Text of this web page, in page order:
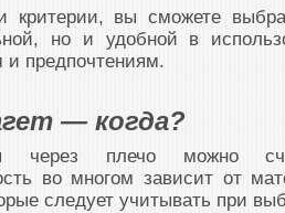
критерии, вы сможете
но и удобной в
и предпочтениям.
— когда?
через плечо можно
во многом зависит от
следует учитывать при